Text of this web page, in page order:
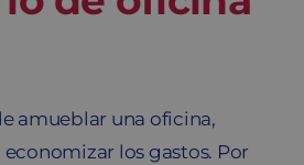
amueblar una oficina,
los gastos. Por